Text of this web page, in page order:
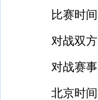
比赛时间
对战双方
对战赛事
北京时间